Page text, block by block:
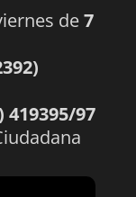
de7
419395/97